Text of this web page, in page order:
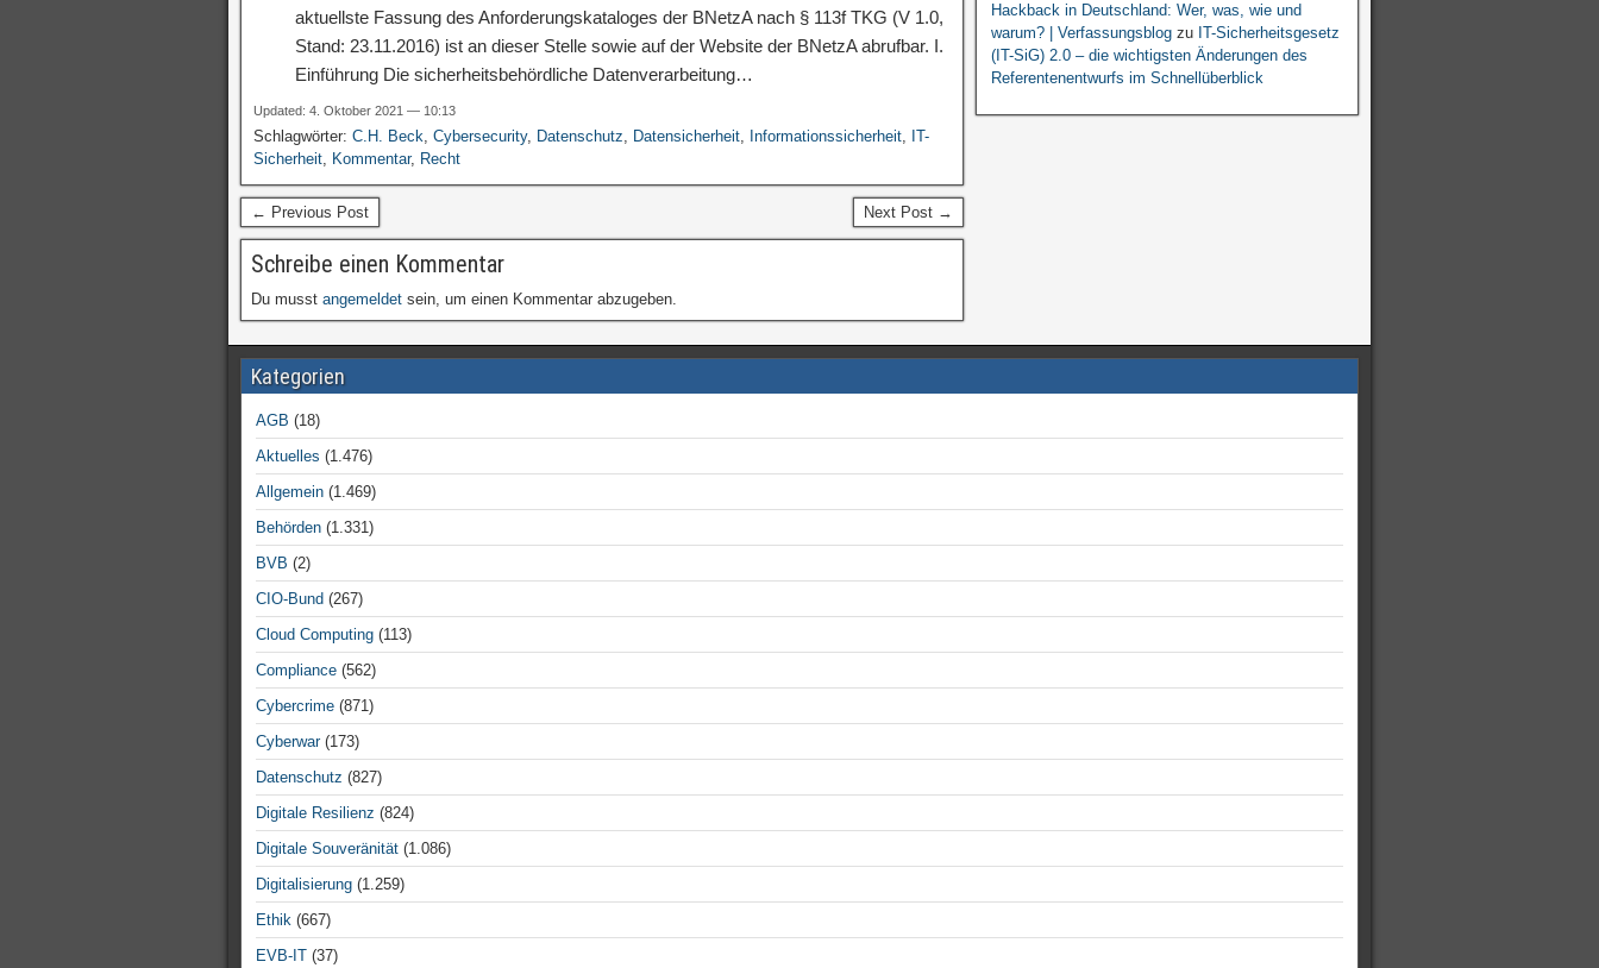
aktuellste Fassung des Anforderungskataloges der BNetzA nach § 113f TKG (V 1.0,
Stand: 23.11.2016) ist an dieser Stelle sowie auf der Website der BNetzA abrufbar. I.
Einführung Die sicherheitsbehördliche Datenverarbeitung…
Updated: 4. Oktober 2021 — 10:13
Schlagwörter: C.H. Beck, Cybersecurity, Datenschutz, Datensicherheit, Informationssicherheit, IT-
Sicherheit, Kommentar, Recht
← Previous Post Next Post →
Schreibe einen Kommentar
Du musst angemeldet sein, um einen Kommentar abzugeben.
Hackback in Deutschland: Wer, was, wie und
warum? | Verfassungsblogzu IT-Sicherheitsgesetz
(IT-SiG) 2.0 – die wichtigsten Änderungen des
Referentenentwurfs im Schnellüberblick
Kategorien
AGB (18)
Aktuelles (1.476)
Allgemein (1.469)
Behörden (1.331)
BVB (2)
CIO-Bund (267)
Cloud Computing (113)
Compliance (562)
Cybercrime (871)
Cyberwar(173)
Datenschutz (827)
Digitale Resilienz (824)
Digitale Souveränität (1.086)
Digitalisierung (1.259)
Ethik (667)
EVB-IT (37)